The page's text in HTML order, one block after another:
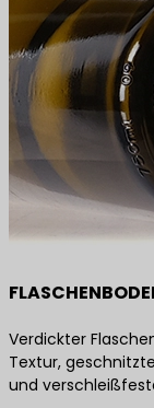
Verdickter
Textur,
und